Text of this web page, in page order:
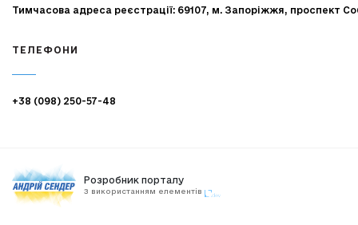
Тимчасова адреса реєстрації: 69107, м. Запоріжжя, проспект
ТЕЛЕФОНИ
+38 (098) 250-57-48
Розробник порталу
З використанням елементів